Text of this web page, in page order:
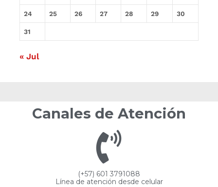
24 25 26 27 28 29 30
31
« Jul
Canales de Atención
(+57) 601 3791088
Línea de atención desde celular